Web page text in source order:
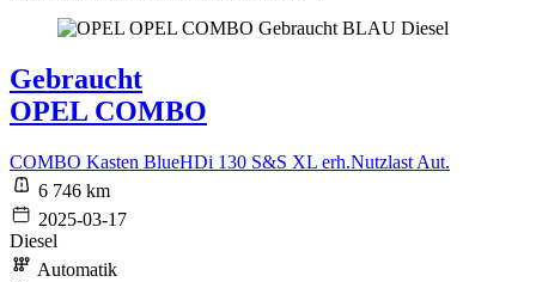
Gebraucht
OPEL COMBO
COMBO Kasten BlueHDi 130 S&S XL erh.Nutzlast Aut.
6 746 km
2025-03-17
Diesel
Automatik